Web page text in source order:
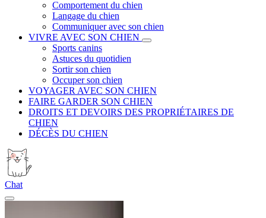
Comportement du chien
Langage du chien
Communiquer avec son chien
VIVRE AVEC SON CHIEN
Sports canins
Astuces du quotidien
Sortir son chien
Occuper son chien
VOYAGER AVEC SON CHIEN
FAIRE GARDER SON CHIEN
DROITS ET DEVOIRS DES PROPRIÉTAIRES DE
CHIEN
DÉCÈS DU CHIEN
Chat